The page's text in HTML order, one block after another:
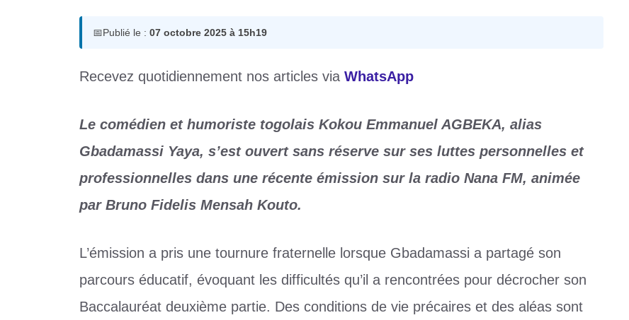
📅Publié le : 07 octobre 2025 à 15h19
Recevez quotidiennement nos articles via WhatsApp
Le comédien et humoriste togolais Kokou Emmanuel AGBEKA, alias
Gbadamassi Yaya, s’est ouvert sans réserve sur ses luttes personnelles et
professionnelles dans une récente émission sur la radio Nana FM, animée
par Bruno Fidelis Mensah Kouto.
L’émission a pris une tournure fraternelle lorsque Gbadamassi a partagé son
parcours éducatif, évoquant les difficultés qu’il a rencontrées pour décrocher son
Baccalauréat deuxième partie. Des conditions de vie précaires et des aléas sont